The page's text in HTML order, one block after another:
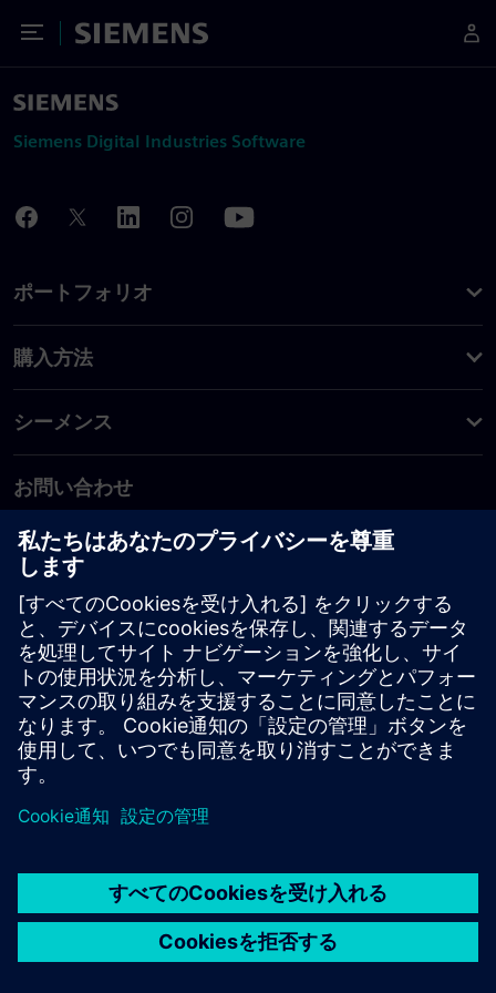
Toggle Menu
Siemens
Siemens Digital Industries Software
ポートフォリオ
購入方法
シーメンス
お問い合わせ
PLM製品のお問い合わせ
EDA製品のお問い合わせ
世界各地の事業拠点
サポート・センター
ご意見・ご要望
違法コピーの連絡先
© Siemens2026
タル・ミレニアム著作権法 (DMCA)
内部通報